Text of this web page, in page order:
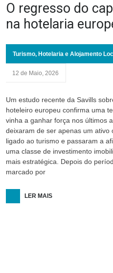
O regresso do
na hotelaria
Turismo, Hotelaria e Alojamento
12 de Maio, 2026
Um estudo recente da Savills
hoteleiro europeu confirma uma
vinha a ganhar força nos últimos
deixaram de ser apenas um ativo
ligado ao turismo e passaram a
uma classe de investimento
mais estratégica. Depois do
marcado por
LER MAIS